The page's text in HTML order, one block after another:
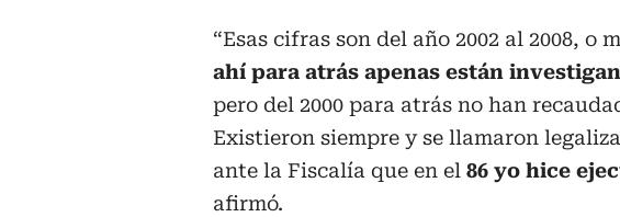
“Esas cifras son del año 2002 al 2008, o
ahí para atrás apenas están
pero del 2000 para atrás no han
Existieron siempre y se llamaron
ante la Fiscalía que en el 86 yo hice
afirmó.